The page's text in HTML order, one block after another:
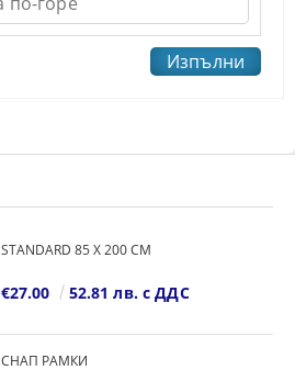
STANDARD 85 Х 200 СМ
€27.00 52.81 лв. с ДДС
СНАП РАМКИ